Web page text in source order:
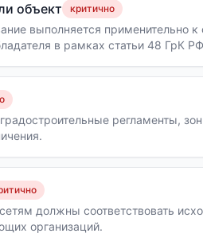
объект критично
выполняется применительно
в рамках статьи 48 ГрК
регламенты,
должны соответствовать
организаций.